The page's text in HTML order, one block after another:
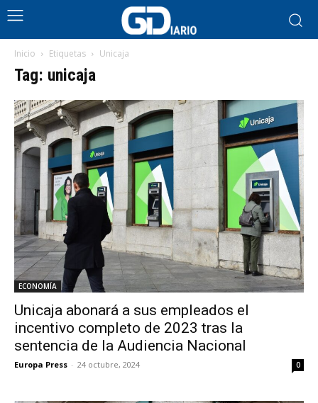
Inicio Etiquetas Unicaja
Tag: unicaja
ECONOMÍA
Unicaja abonará a sus empleados el
incentivo completo de 2023 tras la
sentencia de la Audiencia Nacional
Europa Press - 24 octubre, 2024 0